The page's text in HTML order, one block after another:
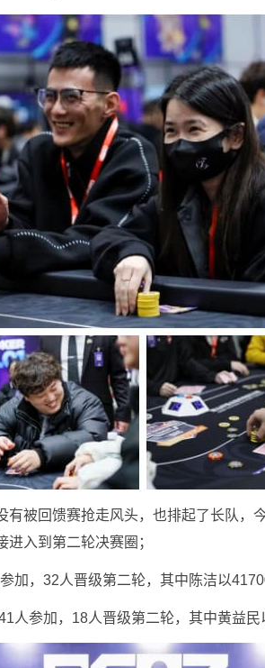
有被回馈赛抢走风头，也排起了长队，
入到第二轮决赛圈；
加，32人晋级第二轮，其中陈洁以
人参加，18人晋级第二轮，其中黄益民